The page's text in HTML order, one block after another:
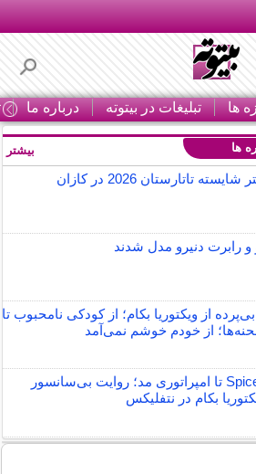
ها تبلیغات در بیتوته درباره ما
ها
تاتارستان 2026 در کازان
و رابرت دنیرو مدل شدند
از ویکتوریا بکام؛ از کودکی نامحبوب تا
از خودم خوشم نمی‌آمد
از Spice Girls تا امپراتوری مد؛ روایت بی‌سانسور
بکام در نتفلیکس
بیشتر